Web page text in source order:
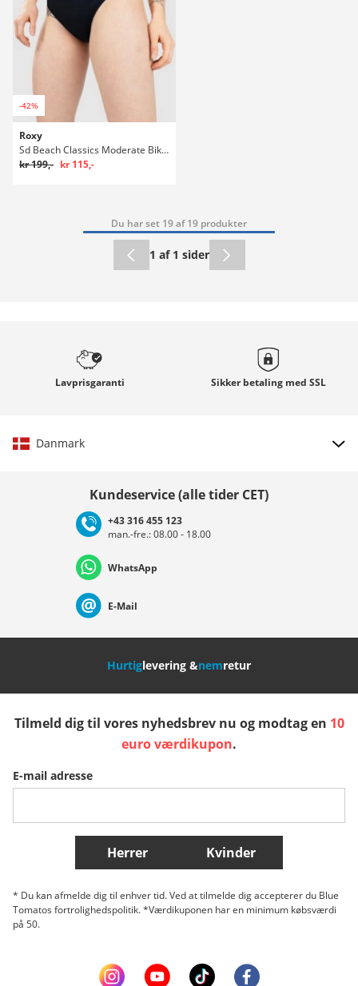
-42%
Roxy
Sd Beach Classics Moderate Bikini underdel
kr 199,- kr 115,-
Du har set 19 af 19 produkter
1 af 1 sider
Lavprisgaranti Sikker betaling med SSL
Danmark
Deutschland Österreich
Nederland Italia (Italiano) Italien (Deutsch)
Slovenija
Belgique (Français) Danmark Norge
Flere lande
Kundeservice (alle tider CET)
+43 316 455 123
man.-fre.: 08.00 - 18.00
WhatsApp
E-Mail
Hurtiglevering &nemretur
Tilmeld dig til vores nyhedsbrev nu og modtag en 10
euro værdikupon.
E-mail adresse
Herrer Kvinder
* Du kan afmelde dig til enhver tid. Ved at tilmelde dig accepterer du Blue
Tomatos fortrolighedspolitik. *Værdikuponen har en minimum købsværdi
på 50.